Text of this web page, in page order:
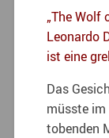
„The Wolf
Leonardo
ist eine
Das
müsste im
tobenden